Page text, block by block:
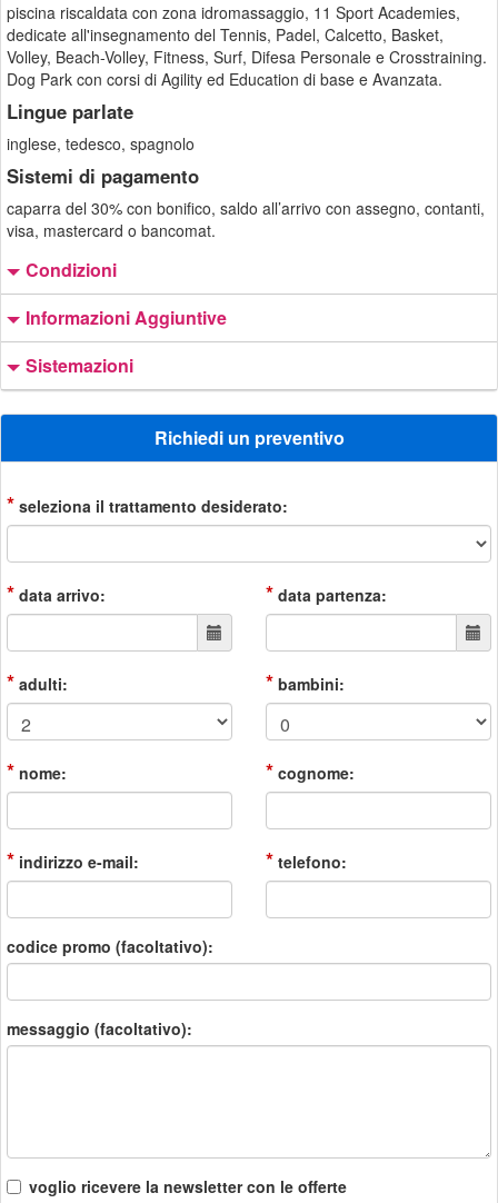
piscina riscaldata con zona idromassaggio, 11 Sport Academies,
dedicate all'insegnamento del Tennis, Padel, Calcetto, Basket,
Volley, Beach-Volley, Fitness, Surf, Difesa Personale e Crosstraining.
Dog Park con corsi di Agility ed Education di base e Avanzata.
Lingue parlate
inglese, tedesco, spagnolo
Sistemi di pagamento
caparra del 30% con bonifico, saldo all’arrivo con assegno, contanti,
visa, mastercard o bancomat.
Condizioni
Informazioni Aggiuntive
Sistemazioni
Richiedi un preventivo
* seleziona il trattamento desiderato:
* data arrivo: * data partenza:
* adulti: * bambini:
* nome: * cognome:
* indirizzo e-mail: * telefono:
codice promo (facoltativo):
messaggio (facoltativo):
voglio ricevere la newsletter con le offerte